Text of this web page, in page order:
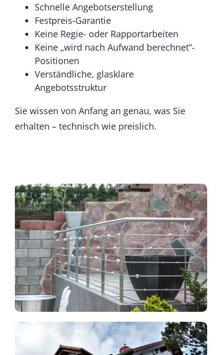
Schnelle Angebotserstellung
Festpreis-Garantie
Keine Regie- oder Rapportarbeiten
Keine „wird nach Aufwand berechnet“-
Positionen
Verständliche, glasklare
Angebotsstruktur
Sie wissen von Anfang an genau, was Sie
erhalten – technisch wie preislich.